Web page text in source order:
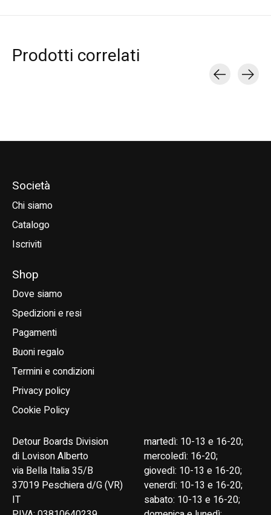
Prodotti correlati
Società
Chi siamo
Catalogo
Iscriviti
Shop
Dove siamo
Spedizioni e resi
Pagamenti
Buoni regalo
Termini e condizioni
Privacy policy
Cookie Policy
Detour Boards Division
di Lovison Alberto
via Bella Italia 35/B
37019 Peschiera d/G (VR)
IT
martedì: 10-13 e 16-20;
mercoledì: 16-20;
giovedì: 10-13 e 16-20;
venerdì: 10-13 e 16-20;
sabato: 10-13 e 16-20;